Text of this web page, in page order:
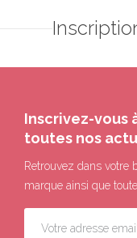
Inscrivez-vous
toutes nos
Retrouvez dans votre
marque ainsi que